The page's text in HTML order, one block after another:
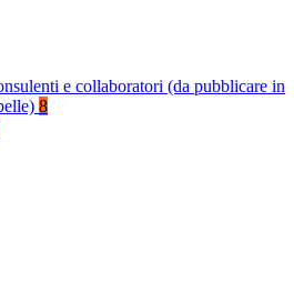
e collaboratori (da pubblicare in
8